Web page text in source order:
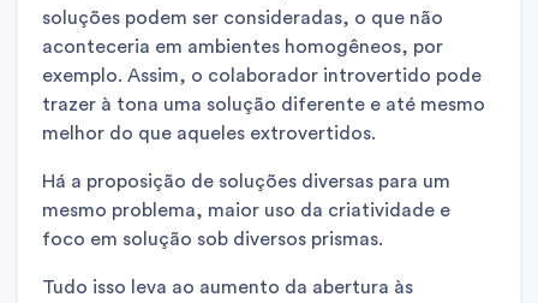
soluções podem ser consideradas, o que não
aconteceria em ambientes homogêneos, por
exemplo. Assim, o colaborador introvertido pode
trazer à tona uma solução diferente e até mesmo
melhor do que aqueles extrovertidos.
Há a proposição de soluções diversas para um
mesmo problema, maior uso da criatividade e
foco em solução sob diversos prismas.
Tudo isso leva ao aumento da abertura às